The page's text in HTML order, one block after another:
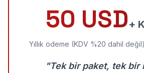
50 USD+
Yıllık ödeme (KDV %20 dahil değil)
"Tek bir paket, tek bir